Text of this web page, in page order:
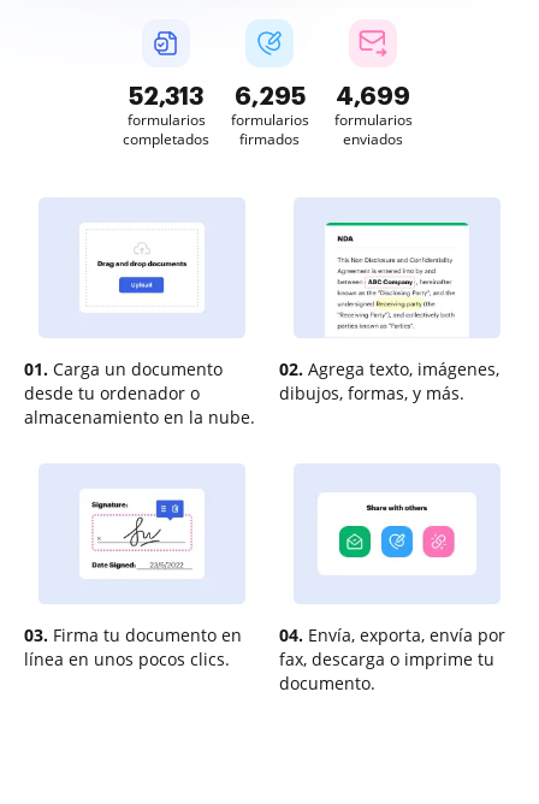
52,313
formularios
completados
6,295
formularios
firmados
4,699
formularios
enviados
01. Carga un documento
desde tu ordenador o
almacenamiento en la nube.
02. Agrega texto, imágenes,
dibujos, formas, y más.
03. Firma tu documento en
línea en unos pocos clics.
04. Envía, exporta, envía por
fax, descarga o imprime tu
documento.